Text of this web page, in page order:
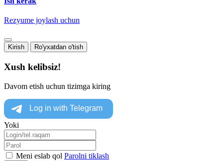
Rezyume joylash uchun
Kirish Ro'yxatdan o'tish
Xush kelibsiz!
Davom etish uchun tizimga kiring
Yoki
Meni eslab qol Parolni tiklash